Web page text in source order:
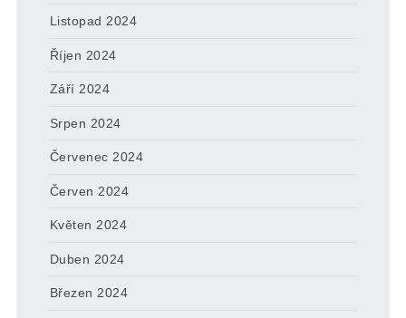
Listopad 2024
Říjen 2024
Září 2024
Srpen 2024
Červenec 2024
Červen 2024
Květen 2024
Duben 2024
Březen 2024